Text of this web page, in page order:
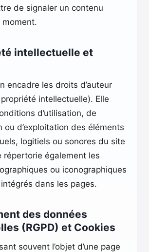
de signaler un contenu
intellectuelle et
encadre les droits d’auteur
intellectuelle). Elle
d’utilisation, de
ou d’exploitation des éléments
logitiels ou sonores du site
répertorie également les
ou iconographiques
dans les pages.
des données
(RGPD) et Cookies
souvent l’objet d’une page